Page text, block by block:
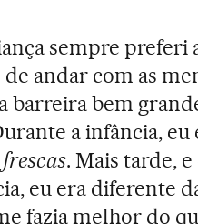
sempre preferi
andar com as
barreira bem
a infância,
frescas. Mais tarde,
eu era diferente
fazia melhor do